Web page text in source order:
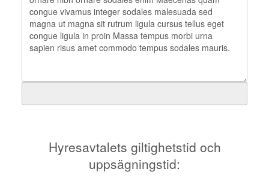
Hyresavtalets giltighetstid och
uppsägningstid: